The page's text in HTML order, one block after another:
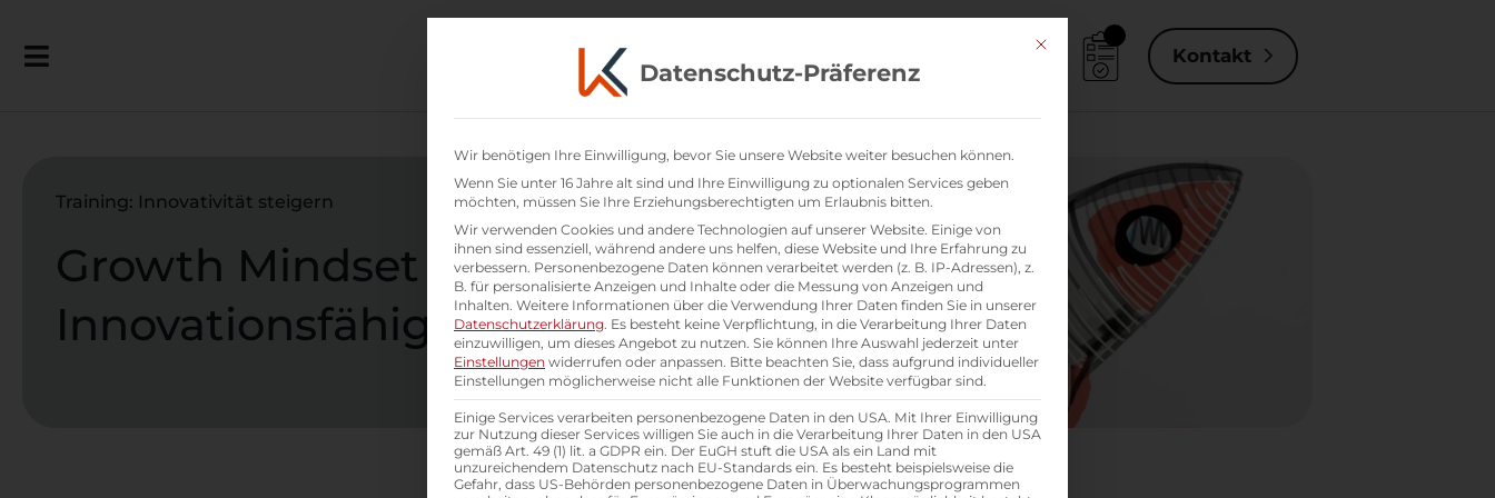
Kontakt
Training: Innovativität steigern
Growth Mindset &
Innovationsfähigkeit
Mit diesem Button wird der Dialog geschlossen. Seine
Datenschutz-Präferenz
Wir benötigen Ihre Einwilligung, bevor Sie unsere Website weiter besuchen können.
Wenn Sie unter 16 Jahre alt sind und Ihre Einwilligung zu optionalen Services geben
möchten, müssen Sie Ihre Erziehungsberechtigten um Erlaubnis bitten.
Wir verwenden Cookies und andere Technologien auf unserer Website. Einige von
ihnen sind essenziell, während andere uns helfen, diese Website und Ihre Erfahrung zu
verbessern. Personenbezogene Daten können verarbeitet werden (z. B. IP-Adressen), z.
B. für personalisierte Anzeigen und Inhalte oder die Messung von Anzeigen und
Inhalten. Weitere Informationen über die Verwendung Ihrer Daten finden Sie in unserer
Datenschutzerklärung. Es besteht keine Verpflichtung, in die Verarbeitung Ihrer Daten
einzuwilligen, um dieses Angebot zu nutzen. Sie können Ihre Auswahl jederzeit unter
Einstellungen widerrufen oder anpassen. Bitte beachten Sie, dass aufgrund individueller
Einstellungen möglicherweise nicht alle Funktionen der Website verfügbar sind.
Einige Services verarbeiten personenbezogene Daten in den USA. Mit Ihrer Einwilligung
zur Nutzung dieser Services willigen Sie auch in die Verarbeitung Ihrer Daten in den USA
gemäß Art. 49 (1) lit. a GDPR ein. Der EuGH stuft die USA als ein Land mit
unzureichendem Datenschutz nach EU-Standards ein. Es besteht beispielsweise die
Gefahr, dass US-Behörden personenbezogene Daten in Überwachungsprogrammen